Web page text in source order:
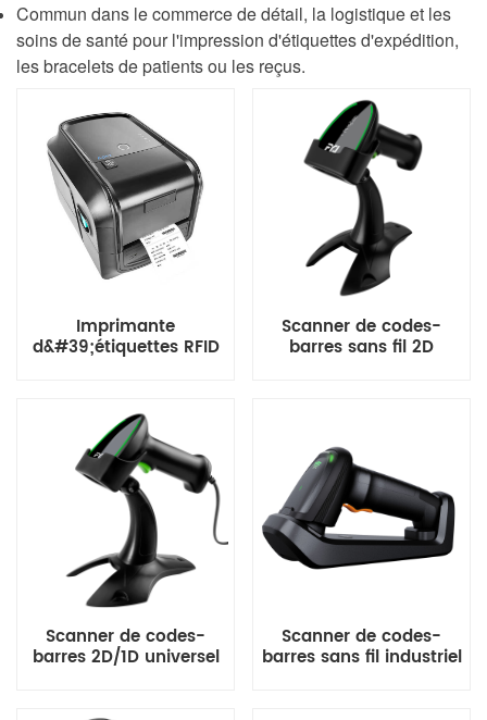
Commun dans le commerce de détail, la logistique et les
soins de santé pour l'impression d'étiquettes d'expédition,
les bracelets de patients ou les reçus.
Imprimante
d&#39;étiquettes RFID
Scanner de codes-
barres sans fil 2D
Scanner de codes-
barres 2D/1D universel
Scanner de codes-
barres sans fil industriel